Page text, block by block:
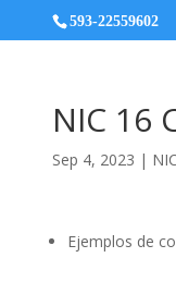
593-22559602
NIC 16
Sep 4, 2023 |
Ejemplos de